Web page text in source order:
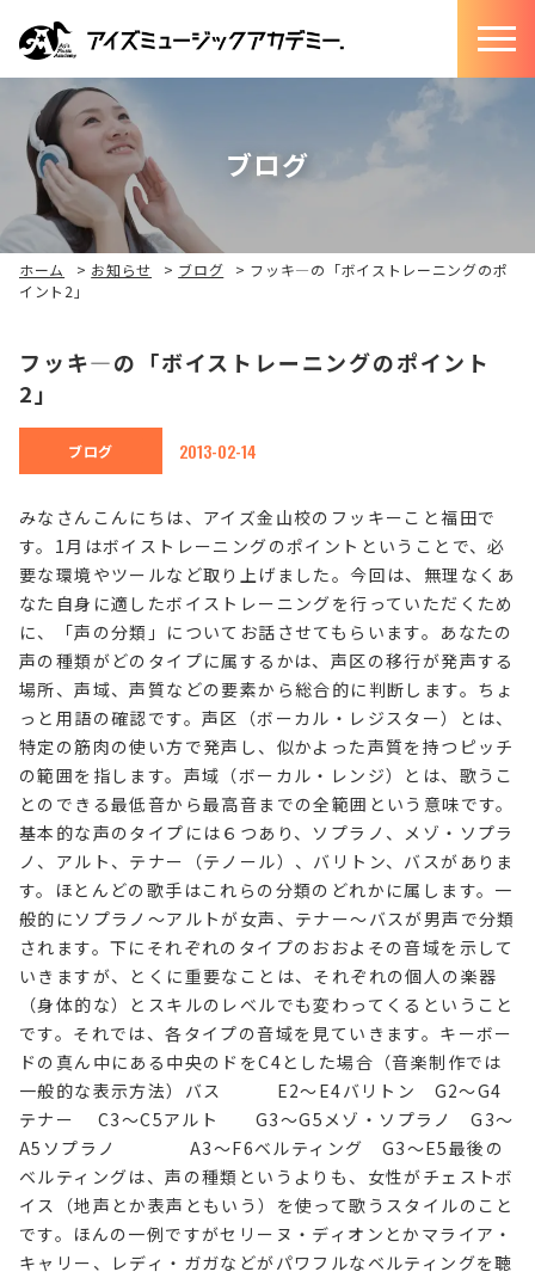
ブログ
ホーム > お知らせ > ブログ > フッキ―の「ボイストレーニングのポ
イント2」
フッキ―の「ボイストレーニングのポイント
2」
ブログ 2013-02-14
みなさんこんにちは、アイズ金山校のフッキーこと福田で
す。1月はボイストレーニングのポイントということで、必
要な環境やツールなど取り上げました。今回は、無理なくあ
なた自身に適したボイストレーニングを行っていただくため
に、「声の分類」についてお話させてもらいます。あなたの
声の種類がどのタイプに属するかは、声区の移行が発声する
場所、声域、声質などの要素から総合的に判断します。ちょ
っと用語の確認です。声区（ボーカル・レジスター）とは、
特定の筋肉の使い方で発声し、似かよった声質を持つピッチ
の範囲を指します。声域（ボーカル・レンジ）とは、歌うこ
とのできる最低音から最高音までの全範囲という意味です。
基本的な声のタイプには６つあり、ソプラノ、メゾ・ソプラ
ノ、アルト、テナー（テノール）、バリトン、バスがありま
す。ほとんどの歌手はこれらの分類のどれかに属します。一
般的にソプラノ～アルトが女声、テナー～バスが男声で分類
されます。下にそれぞれのタイプのおおよその音域を示して
いきますが、とくに重要なことは、それぞれの個人の楽器
（身体的な）とスキルのレベルでも変わってくるということ
です。それでは、各タイプの音域を見ていきます。キーボー
ドの真ん中にある中央のドをC4とした場合（音楽制作では
一般的な表示方法）バス E2～E4バリトン G2～G4
テナー C3～C5アルト G3～G5メゾ・ソプラノ G3～
A5ソプラノ A3～F6ベルティング G3～E5最後の
ベルティングは、声の種類というよりも、女性がチェストボ
イス（地声とか表声ともいう）を使って歌うスタイルのこと
です。ほんの一例ですがセリーヌ・ディオンとかマライア・
キャリー、レディ・ガガなどがパワフルなベルティングを聴